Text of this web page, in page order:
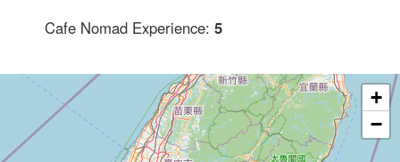
Cafe Nomad Experience: 5
+
−